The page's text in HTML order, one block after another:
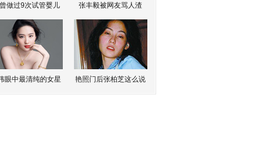
做过9次试管婴儿 张丰毅被网友骂人渣
眼中最清纯的女星 艳照门后张柏芝这么说